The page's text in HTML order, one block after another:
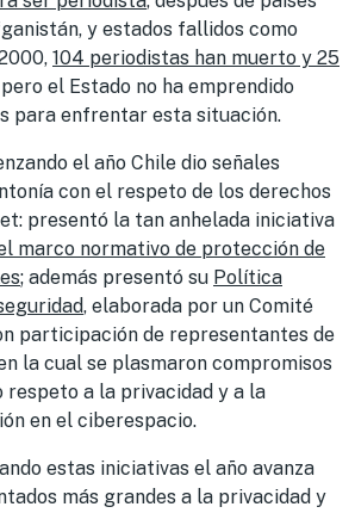
y estados fallidos como
104 periodistas han muerto y 25
pero el Estado no ha emprendido
para enfrentar esta situación.
el año Chile dio señales
con el respeto de los derechos
presentó la tan anhelada iniciativa
marco normativo de protección de
; además presentó su Política
, elaborada por un Comité
participación de representantes de
la cual se plasmaron compromisos
respeto a la privacidad y a la
en el ciberespacio.
estas iniciativas el año avanza
más grandes a la privacidad y